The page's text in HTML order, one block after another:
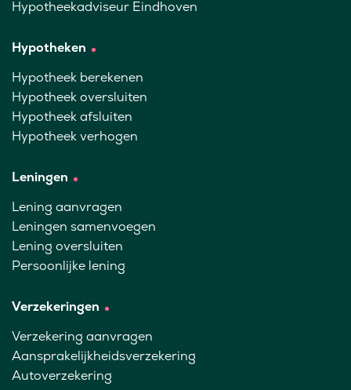
Hypotheekadviseur Eindhoven
Hypotheken
Hypotheek berekenen
Hypotheek oversluiten
Hypotheek afsluiten
Hypotheek verhogen
Leningen
Lening aanvragen
Leningen samenvoegen
Lening oversluiten
Persoonlijke lening
Verzekeringen
Verzekering aanvragen
Aansprakelijkheidsverzekering
Autoverzekering